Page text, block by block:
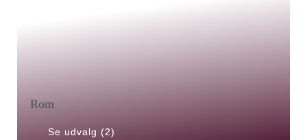
Rom
Se udvalg (2)